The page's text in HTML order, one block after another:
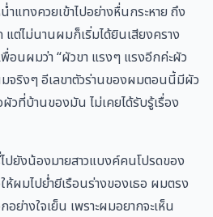
ำแทงควยเข้าไปอย่างหื่นกระหาย ถึง
ต่ไม่นานผมก็เริ่มได้ยินเสียงคราง
อนผมว่า “ผัวขา แรงๆ แรงอีกค่ะผัว
มจริงๆ อีเลขาตัวร่านของผมตอนนี้มีผัว
วที่บ้านของมัน ไม่เคยได้รับรู้เรื่อง
ยังน้องมายสาวแบงค์คนโปรดของ
ผมไปย่ำยีเรือนร่างของเธอ ผมตรง
อย่างใจเย็น เพราะผมอยากจะเห็น